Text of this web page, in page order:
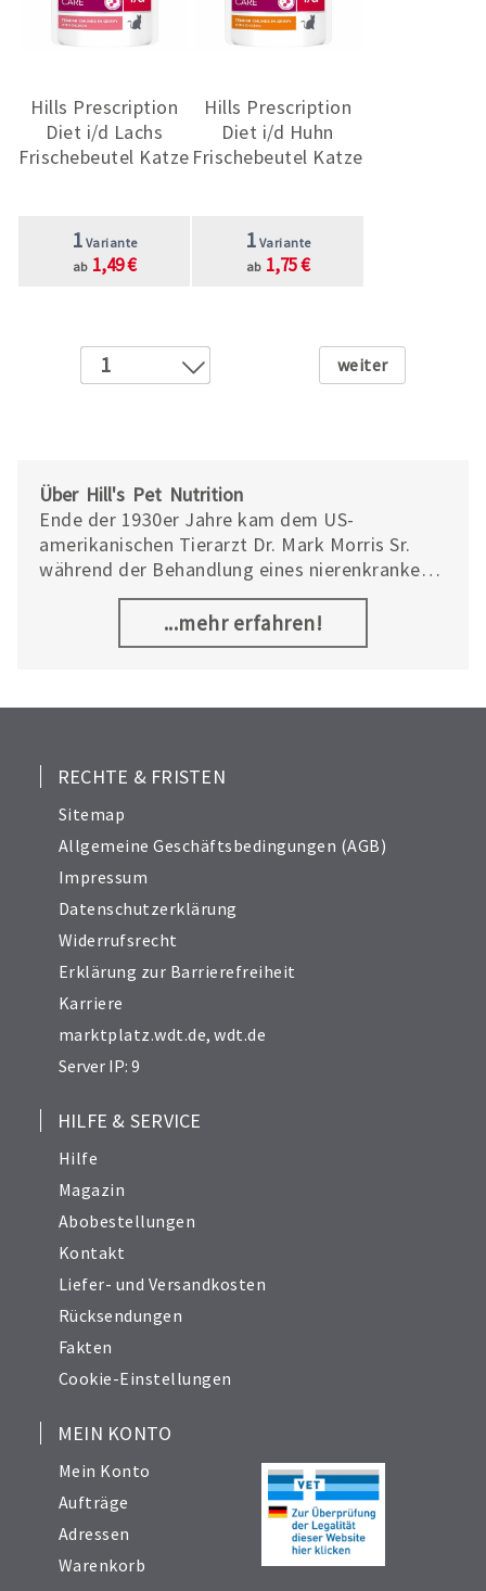
Hills Prescription
Diet i/d Lachs
Frischebeutel Katze
1 Variante
ab 1,49 €
Hills Prescription
Diet i/d Huhn
Frischebeutel Katze
1 Variante
ab 1,75 €
1
5
6
7
8
15
16
17
18
19
20
21
Weiter
Über Hill's Pet Nutrition
Ende der 1930er Jahre kam dem US-
amerikanischen Tierarzt Dr. Mark Morris Sr.
während der Behandlung eines nierenkranken
Schäferhundes die Idee, Spezialfutter
...mehr erfahren!
RECHTE & FRISTEN
Sitemap
Allgemeine Geschäftsbedingungen (AGB)
Impressum
Datenschutzerklärung
Widerrufsrecht
Erklärung zur Barrierefreiheit
Karriere
marktplatz.wdt.de,wdt.de
Server IP: 9
HILFE & SERVICE
Hilfe
Magazin
Abobestellungen
Kontakt
Liefer- und Versandkosten
Rücksendungen
Fakten
Cookie-Einstellungen
MEIN KONTO
Mein Konto
Aufträge
Adressen
Warenkorb